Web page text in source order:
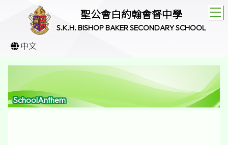
聖公會白約翰會督中學
S.K.H. BISHOP BAKER SECONDARY SCHOOL
中文
SchoolAnthem